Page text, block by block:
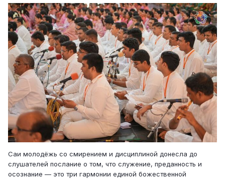
Саи молодёжь со смирением и дисциплиной донесла до
слушателей послание о том, что служение, преданность и
осознание — это три гармонии единой божественной